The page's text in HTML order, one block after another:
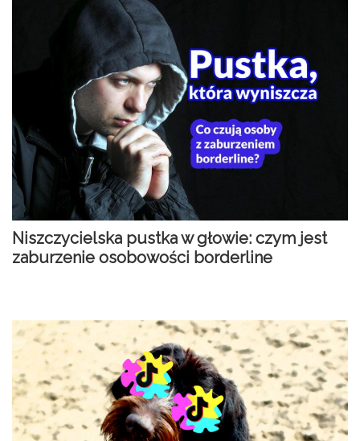
Niszczycielska pustka w głowie: czym jest
zaburzenie osobowości borderline